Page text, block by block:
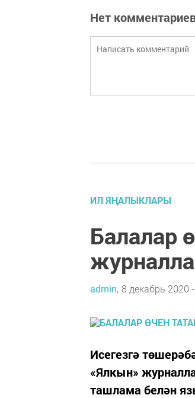
Нет
ИЛ ЯҢАЛЫКЛАРЫ
Балалар
admin, 8 декабрь 2020
Исегезгә
«Ялкын»
ташлама белән